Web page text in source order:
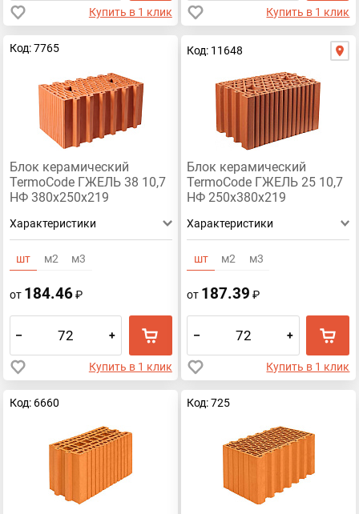
Купить в 1 клик Купить в 1 клик
Код: 7765
Блок керамический
TermoCode ГЖЕЛЬ 38 10,7
НФ 380х250х219
Характеристики
шт м2 м3
от 184.46₽
– +
Купить в 1 клик
Код: 11648
Блок керамический
TermoCode ГЖЕЛЬ 25 10,7
НФ 250х380х219
Характеристики
шт м2 м3
от 187.39 ₽
– +
Купить в 1 клик
Код: 6660 Код: 725